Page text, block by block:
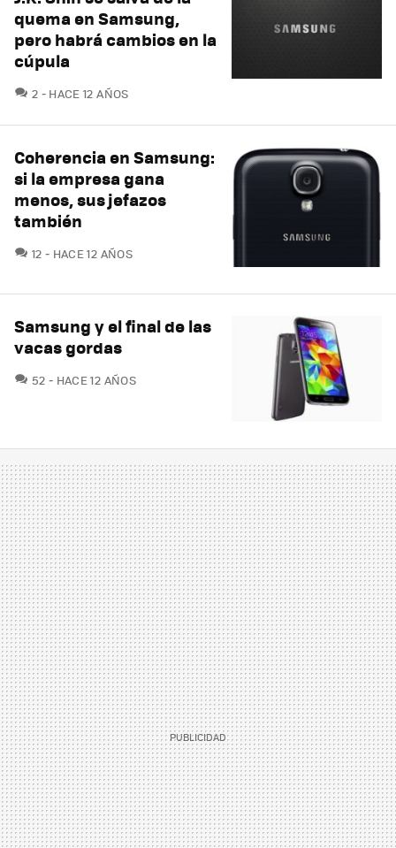
quema en Samsung,
pero habrá cambios en la
cúpula
2 COMENTARIOS
HACE 12 AÑOS
Coherencia en Samsung:
si la empresa gana
menos, sus jefazos
también
12 COMENTARIOS
HACE 12 AÑOS
Samsung y el final de las
vacas gordas
52 COMENTARIOS
HACE 12 AÑOS